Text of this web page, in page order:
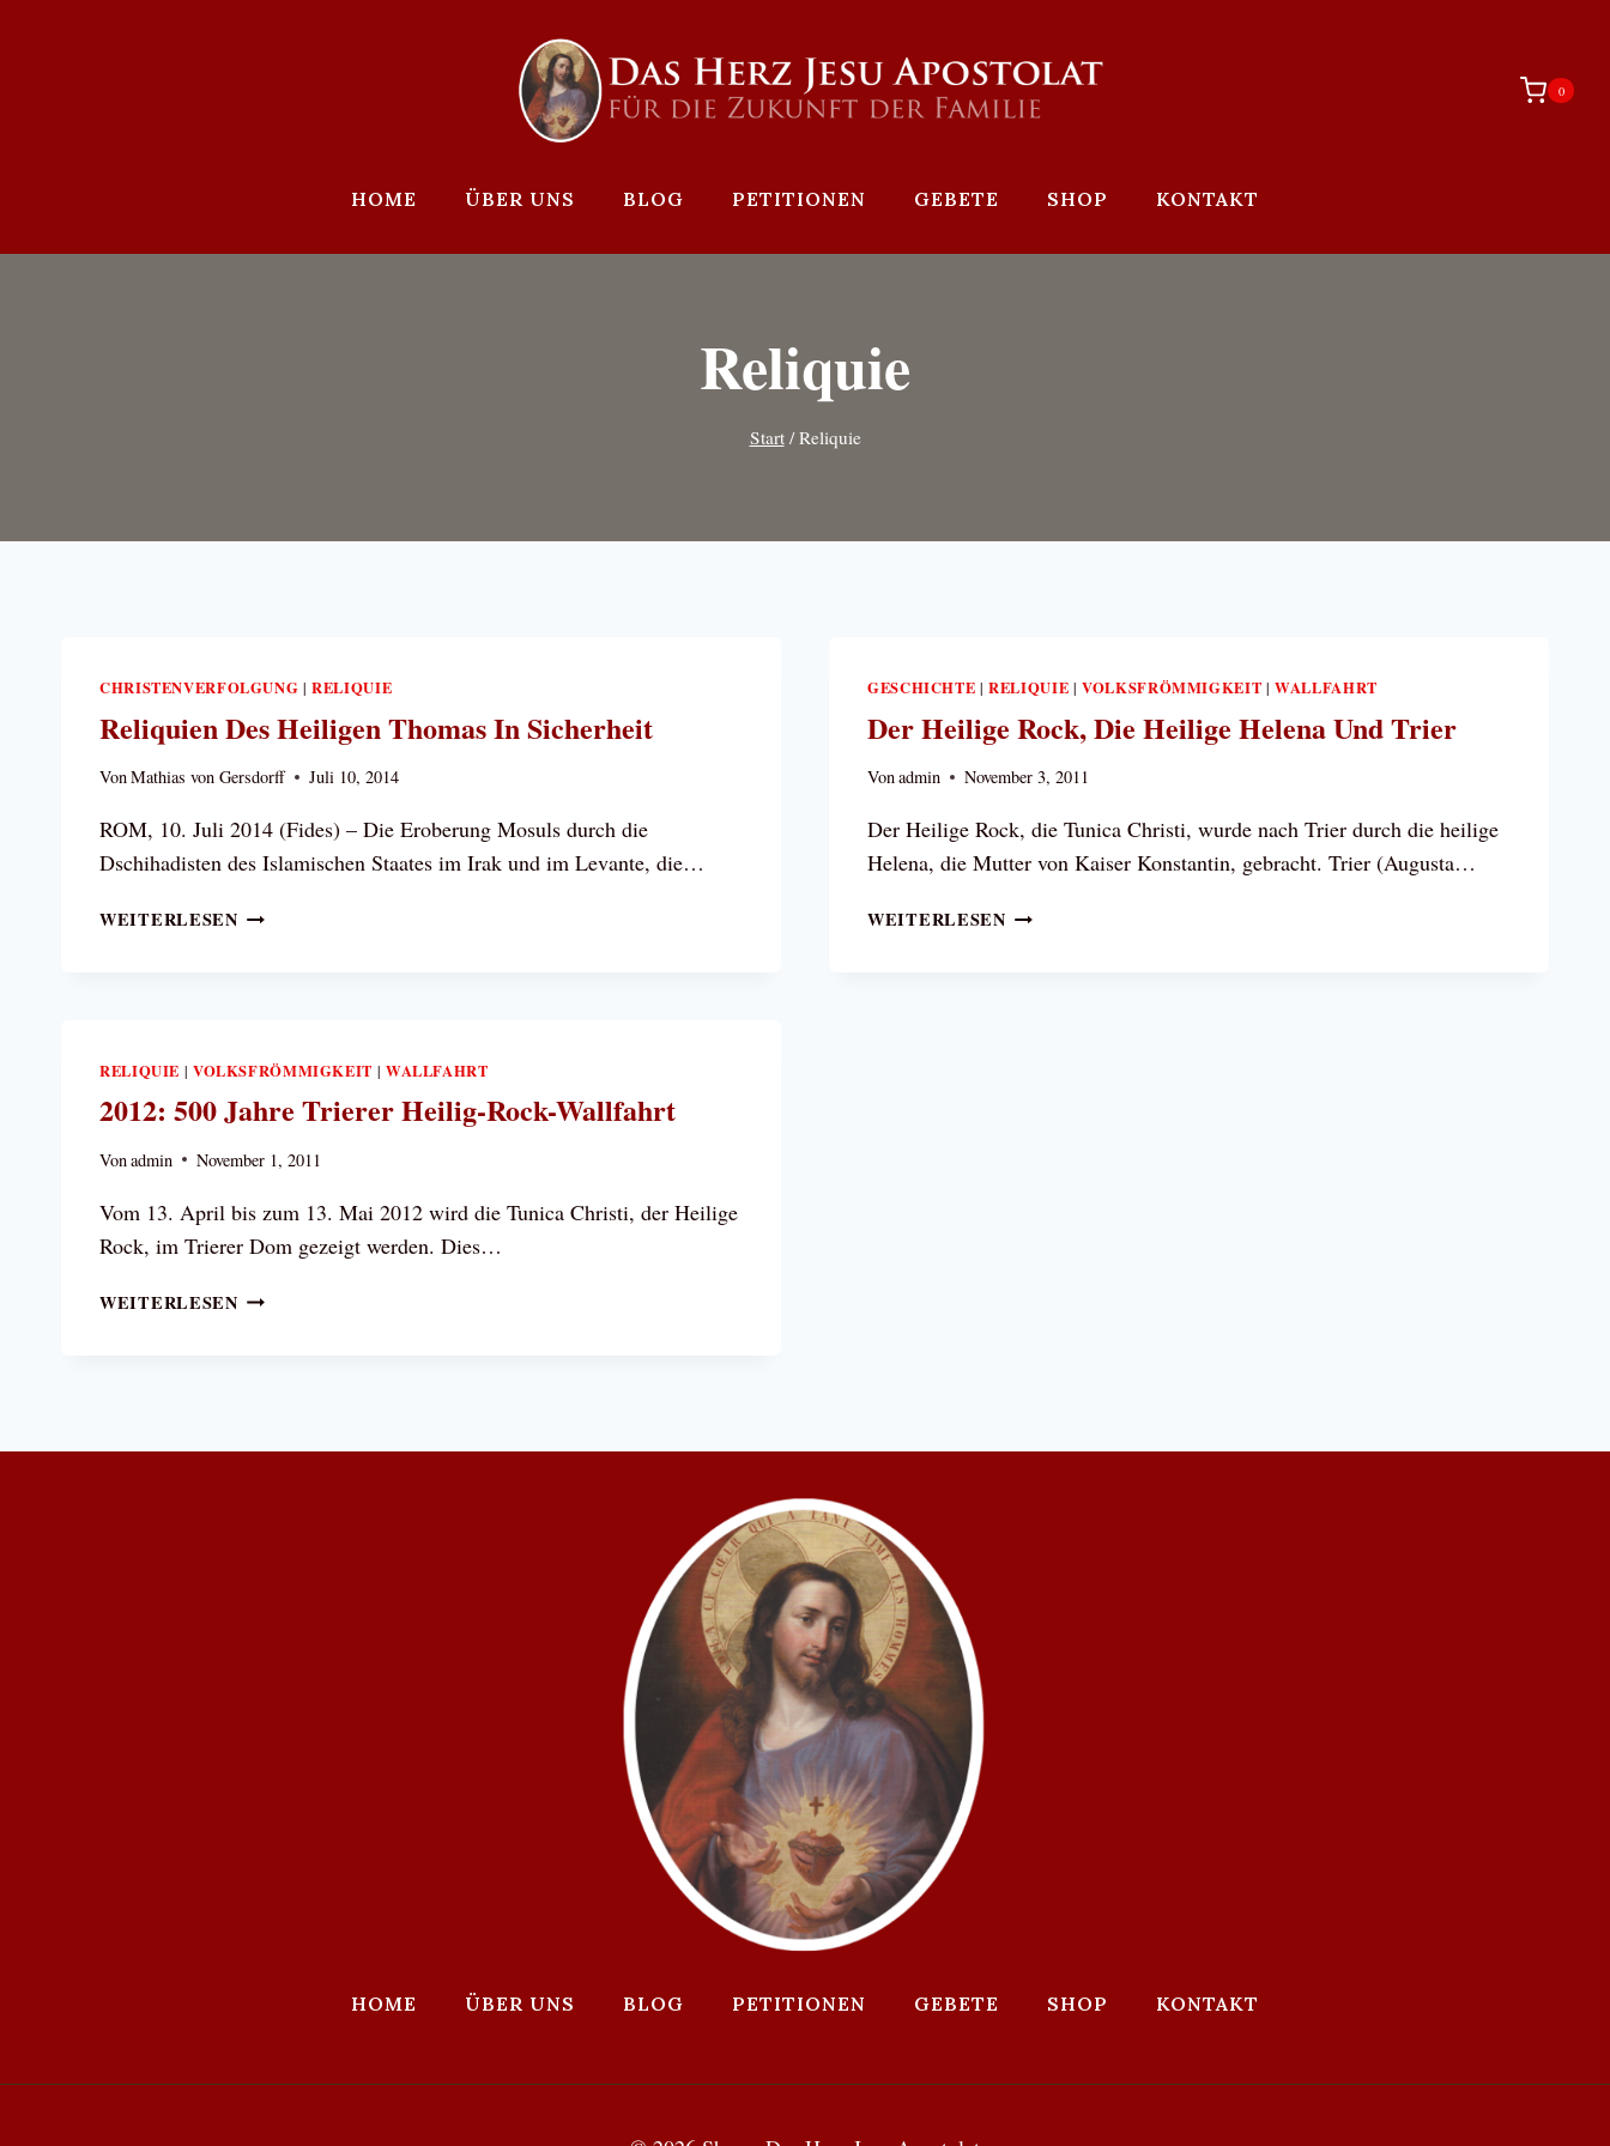
0
HOME ÜBER UNS BLOG PETITIONEN GEBETE SHOP KONTAKT
Reliquie
Start / Reliquie
CHRISTENVERFOLGUNG |RELIQUIE
Reliquien Des Heiligen Thomas In Sicherheit
VonMathias von Gersdorff Juli 10, 2014
ROM, 10. Juli 2014 (Fides) – Die Eroberung Mosuls durch die
Dschihadisten des Islamischen Staates im Irak und im Levante, die…
WEITERLESENRELIQUIEN
GESCHICHTE |RELIQUIE |VOLKSFRÖMMIGKEIT |WALLFAHRT
Der Heilige Rock, Die Heilige Helena Und Trier
Vonadmin November 3, 2011
Der Heilige Rock, die Tunica Christi, wurde nach Trier durch die heilige
Helena, die Mutter von Kaiser Konstantin, gebracht. Trier (Augusta…
WEITERLESENDER
RELIQUIE | VOLKSFRÖMMIGKEIT | WALLFAHRT
2012: 500 Jahre Trierer Heilig-Rock-Wallfahrt
Vonadmin November 1, 2011
Vom 13. April bis zum 13. Mai 2012 wird die Tunica Christi, der Heilige
Rock, im Trierer Dom gezeigt werden. Dies…
WEITERLESEN2012:
HOME ÜBER UNS BLOG PETITIONEN GEBETE SHOP KONTAKT